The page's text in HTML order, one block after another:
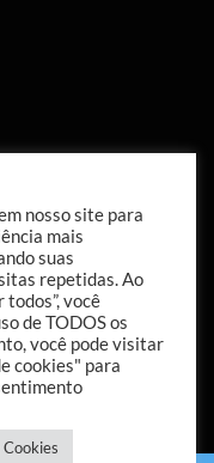
às 19h
nosso site para
mais
suas
repetidas. Ao
todos”, você
de TODOS os
você pode visitar
cookies" para